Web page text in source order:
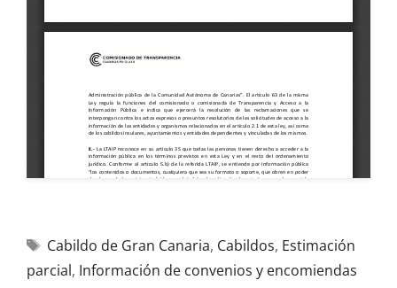
Cabildo de Gran Canaria, Cabildos, Estimación
parcial, Información de convenios y encomiendas